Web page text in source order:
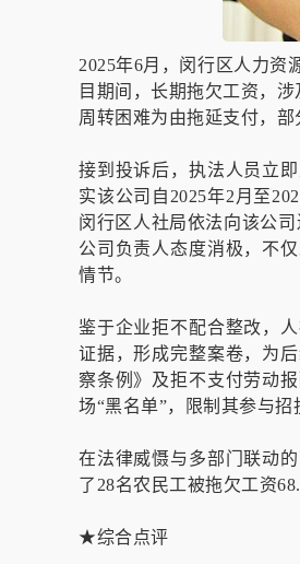
2025年6月，闵行区人力资
目期间，长期拖欠工资，
周转困难为由拖延支付，部
接到投诉后，执法人员立
实该公司自2025年2月至
闵行区人社局依法向该公
公司负责人态度消极，不
情节。
鉴于企业拒不配合整改，
证据，形成完整案卷，为
察条例》及拒不支付劳动
场“黑名单”，限制其参与
在法律威慑与多部门联动
了28名农民工被拖欠工资
★综合点评